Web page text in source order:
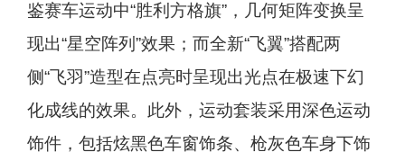
鉴赛车运动中“胜利方格旗”，几何矩阵变换呈
现出“星空阵列”效果；而全新“飞翼”搭配两
侧“飞羽”造型在点亮时呈现出光点在极速下幻
化成线的效果。此外，运动套装采用深色运动
饰件，包括炫黑色车窗饰条、枪灰色车身下饰